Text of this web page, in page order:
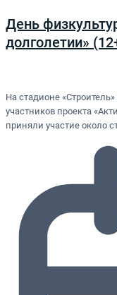
День
долголетии»
На стадионе
участников проекта
приняли участие около